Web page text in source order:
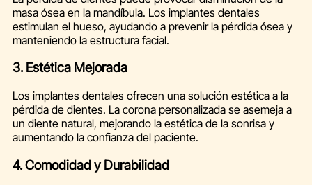
masa ósea en la mandíbula. Los implantes dentales
estimulan el hueso, ayudando a prevenir la pérdida ósea y
manteniendo la estructura facial.
3. Estética Mejorada
Los implantes dentales ofrecen una solución estética a la
pérdida de dientes. La corona personalizada se asemeja a
un diente natural, mejorando la estética de la sonrisa y
aumentando la confianza del paciente.
4. Comodidad y Durabilidad